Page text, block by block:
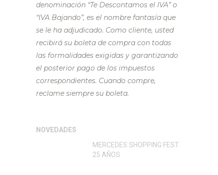
denominación “Te Descontamos el IVA” o
“IVA Bajando”, es el nombre fantasía que
se le ha adjudicado. Como cliente, usted
recibirá su boleta de compra con todas
las formalidades exigidas y garantizando
el posterior pago de los impuestos
correspondientes. Cuando compre,
reclame siempre su boleta.
NOVEDADES
MERCEDES SHOPPING FEST
25 AÑOS